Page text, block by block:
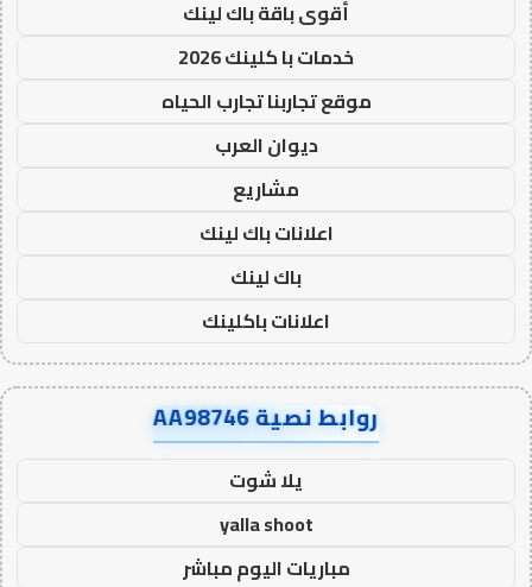
أقوى باقة باك لينك
خدمات با كلينك 2026
موقع تجاربنا تجارب الحياه
ديوان العرب
مشاريع
اعلانات باك لينك
باك لينك
اعلانات باكلينك
روابط نصية AA98746
يلا شوت
yalla shoot
مباريات اليوم مباشر